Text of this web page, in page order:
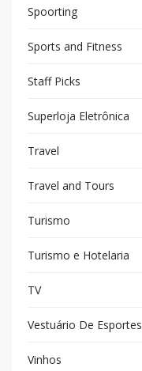
Spoorting
Sports and Fitness
Staff Picks
Superloja Eletrônica
Travel
Travel and Tours
Turismo
Turismo e Hotelaria
TV
Vestuário De Esportes
Vinhos